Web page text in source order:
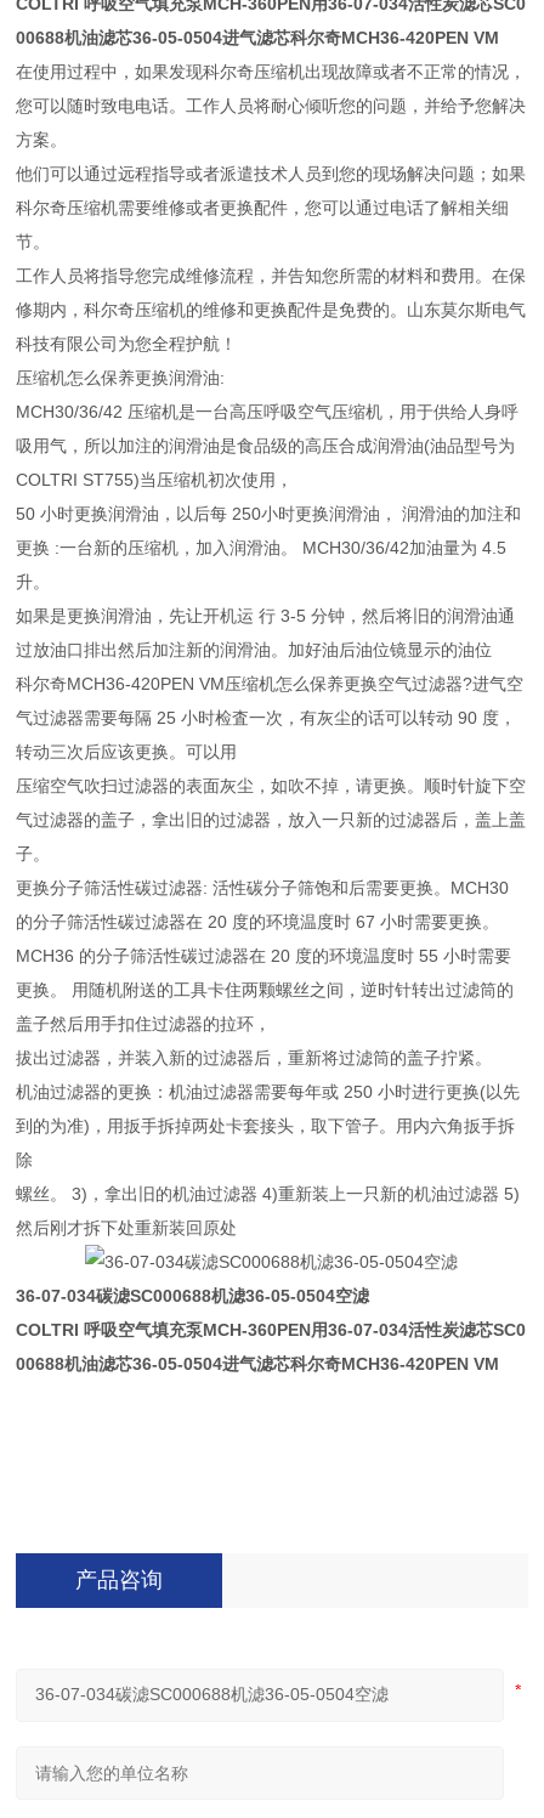
00688机油滤芯36-05-0504进气滤芯科尔奇MCH36-420PEN VM
在使用过程中，如果发现科尔奇压缩机出现故障或者不正常的情况，
您可以随时致电电话。工作人员将耐心倾听您的问题，并给予您解决
方案。
他们可以通过远程指导或者派遣技术人员到您的现场解决问题；如果
科尔奇压缩机需要维修或者更换配件，您可以通过电话了解相关细
节。
工作人员将指导您完成维修流程，并告知您所需的材料和费用。在保
修期内，科尔奇压缩机的维修和更换配件是免费的。山东莫尔斯电气
科技有限公司为您全程护航！
压缩机怎么保养更换润滑油:
MCH30/36/42 压缩机是一台高压呼吸空气压缩机，用于供给人身呼
吸用气，所以加注的润滑油是食品级的高压合成润滑油(油品型号为
COLTRI ST755)当压缩机初次使用，
50 小时更换润滑油，以后每 250小时更换润滑油， 润滑油的加注和
更换 :一台新的压缩机，加入润滑油。 MCH30/36/42加油量为 4.5
升。
如果是更换润滑油，先让开机运 行 3-5 分钟，然后将旧的润滑油通
过放油口排出然后加注新的润滑油。加好油后油位镜显示的油位
科尔奇MCH36-420PEN VM压缩机怎么保养更换空气过滤器?进气空
气过滤器需要每隔 25 小时检査一次，有灰尘的话可以转动 90 度，
转动三次后应该更换。可以用
压缩空气吹扫过滤器的表面灰尘，如吹不掉，请更换。顺时针旋下空
气过滤器的盖子，拿出旧的过滤器，放入一只新的过滤器后，盖上盖
子。
更换分子筛活性碳过滤器: 活性碳分子筛饱和后需要更换。MCH30
的分子筛活性碳过滤器在 20 度的环境温度时 67 小时需要更换。
MCH36 的分子筛活性碳过滤器在 20 度的环境温度时 55 小时需要
更换。 用随机附送的工具卡住两颗螺丝之间，逆时针转出过滤筒的
盖子然后用手扣住过滤器的拉环，
拔出过滤器，并装入新的过滤器后，重新将过滤筒的盖子拧紧。
机油过滤器的更换：机油过滤器需要每年或 250 小时进行更换(以先
到的为准)，用扳手拆掉两处卡套接头，取下管子。用内六角扳手拆
除
螺丝。 3)，拿出旧的机油过滤器 4)重新装上一只新的机油过滤器 5)
然后刚才拆下处重新装回原处
36-07-034碳滤SC000688机滤36-05-0504空滤
COLTRI 呼吸空气填充泵MCH-360PEN用36-07-034活性炭滤芯SC0
00688机油滤芯36-05-0504进气滤芯科尔奇MCH36-420PEN VM
产品咨询